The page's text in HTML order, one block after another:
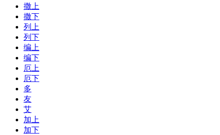
撒上
撒下
列上
列下
编上
编下
厄上
厄下
多
友
艾
加上
加下